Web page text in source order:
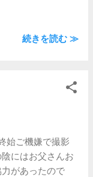
続きを読む ≫
始ご機嫌で撮影
にはお父さんお
があったので